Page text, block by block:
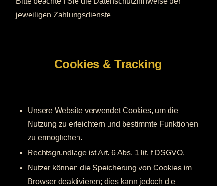
jeweiligen Zahlungsdienste.
Cookies & Tracking
Unsere Website verwendet Cookies, um die
Nutzung zu erleichtern und bestimmte Funktionen
zu ermöglichen.
Rechtsgrundlage ist Art. 6 Abs. 1 lit. f DSGVO.
Nutzer können die Speicherung von Cookies im
Browser deaktivieren; dies kann jedoch die